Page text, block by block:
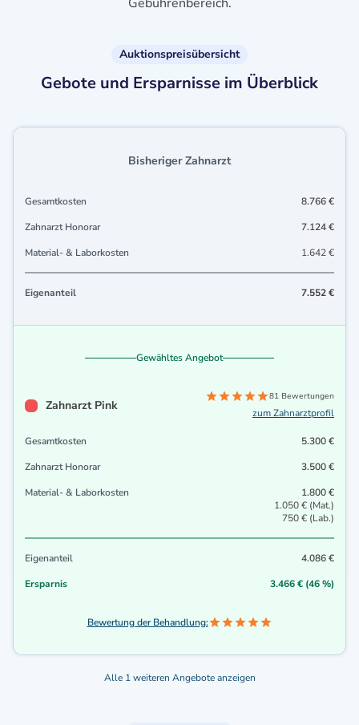
Auktionspreisübersicht
Gebote und Ersparnisse im Überblick
Bisheriger Zahnarzt
Gesamtkosten
8.766 €
Zahnarzt Honorar
7.124 €
Material- & Laborkosten
1.642 €
Eigenanteil 7.552 €
Gewähltes Angebot
Zahnarzt Pink
81 Bewertungen
zum Zahnarztprofil
Gesamtkosten
5.300 €
Zahnarzt Honorar
3.500 €
Material- & Laborkosten
1.800 €
1.050 € (Mat.)
750 € (Lab.)
Eigenanteil
4.086 €
Ersparnis
3.466 € (46 %)
Bewertung der Behandlung:
Alle 1 weiteren Angebote anzeigen